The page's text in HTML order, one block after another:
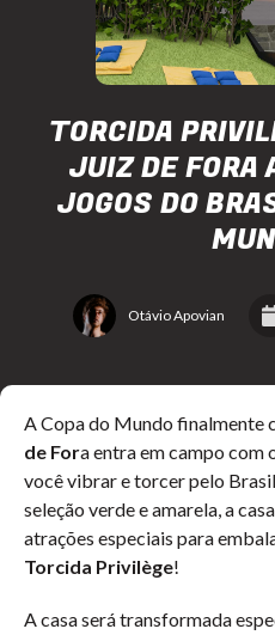
TORCIDA
JUIZ DE FORA
JOGOS DO
Otávio Apovian
A Copa do Mundo finalmente
de Fora entra em campo com
você vibrar e torcer pelo
seleção verde e amarela, a
atrações especiais para
Torcida Privilège!
A casa será transformada